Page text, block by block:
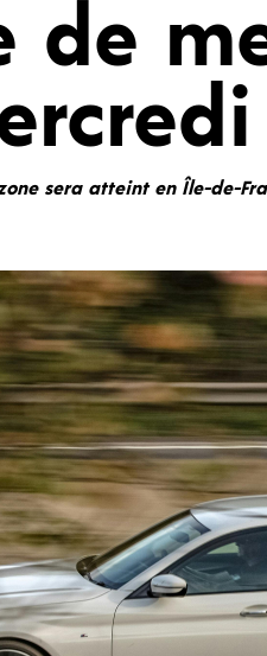
de
sera atteint en Île-de-